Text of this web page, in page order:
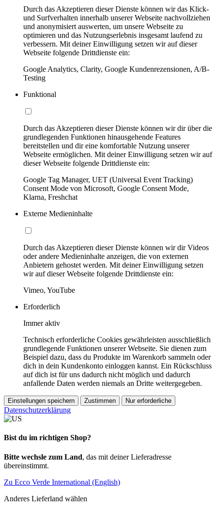
Durch das Akzeptieren dieser Dienste können wir das Klick-
und Surfverhalten innerhalb unserer Webseite nachvollziehen
und anonymisiert auswerten, um unsere Webseite zu
optimieren und das Nutzungserlebnis insgesamt laufend zu
verbessern. Mit deiner Einwilligung setzen wir auf dieser
Webseite folgende Drittdienste ein:
Google Analytics, Clarity, Google Kundenrezensionen, A/B-
Testing
Funktional
Durch das Akzeptieren dieser Dienste können wir dir über die
grundlegenden Funktionen hinausgehende Features
bereitstellen und dir eine komfortable Nutzung unserer
Webseite ermöglichen. Mit deiner Einwilligung setzen wir auf
dieser Webseite folgende Drittdienste ein:
Google Tag Manager, UET (Universal Event Tracking)
Consent Mode von Microsoft, Google Consent Mode,
Klarna, Freshchat
Externe Medieninhalte
Durch das Akzeptieren dieser Dienste können wir dir Videos
oder andere Medieninhalte anzeigen, die von externen
Anbietern gehostet werden. Mit deiner Einwilligung setzen
wir auf dieser Webseite folgende Drittdienste ein:
Vimeo, YouTube
Erforderlich
Immer aktiv
Technisch erforderliche Cookies gewährleisten ausschließlich
grundlegende Funktionen unserer Webseite. Sie dienen zum
Beispiel dazu, dass du Produkte im Warenkorb sammeln oder
dich in dein Kundenkonto einloggen kannst. Ein Rückschluss
auf dich ist für uns dadurch nicht möglich und dadurch
anfallende Daten werden niemals an Dritte weitergegeben.
Einstellungen speichern Zustimmen Nur erforderliche
Datenschutzerklärung
Bist du im richtigen Shop?
Bitte wechsle zum Land, das mit deiner Lieferadresse
übereinstimmt.
Zu Ecco Verde International (English)
Anderes Lieferland wählen